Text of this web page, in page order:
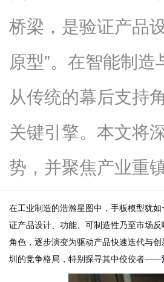
桥梁，是验证产品
原型”。在智能制
从传统的幕后支持
关键引擎。本文将
势，并聚焦产业重
在工业制造的浩瀚星图中，手板模型犹
证产品设计、功能、可制造性乃至市场
角色，逐步演变为驱动产品快速迭代与
圳的竞争格局，特别探寻其中佼佼者——